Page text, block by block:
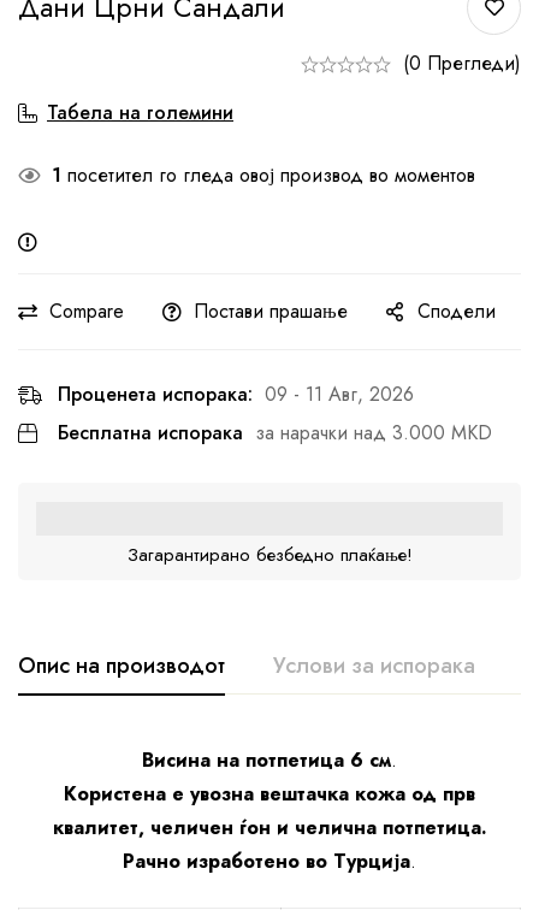
(0 Прегледи)
Табела на големини
1 посетител го гледа овој производ во моментов
Compare Постави прашање Сподели
Проценета испорака: 09 - 11 Авг, 2026
Бесплатна испорака за нарачки над 3.000 MKD
Загарантирано безбедно плаќање!
Опис на производот Услови за испорака
Висина на потпетица 6 см.
Користена е увозна вештачка кожа од прв
квалитет, челичен ѓон и челична потпетица.
Рачно изработено во Турција.